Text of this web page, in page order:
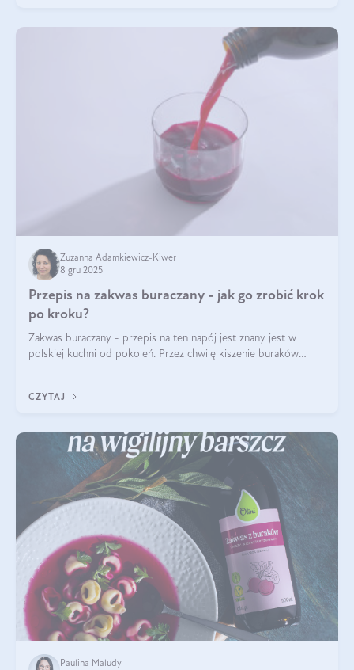
Zuzanna Adamkiewicz-Kiwer
8 gru 2025
Przepis na zakwas buraczany - jak go zrobić krok
po kroku?
Zakwas buraczany - przepis na ten napój jest znany jest w
polskiej kuchni od pokoleń. Przez chwilę kiszenie buraków
CZYTAJ
Paulina Maludy